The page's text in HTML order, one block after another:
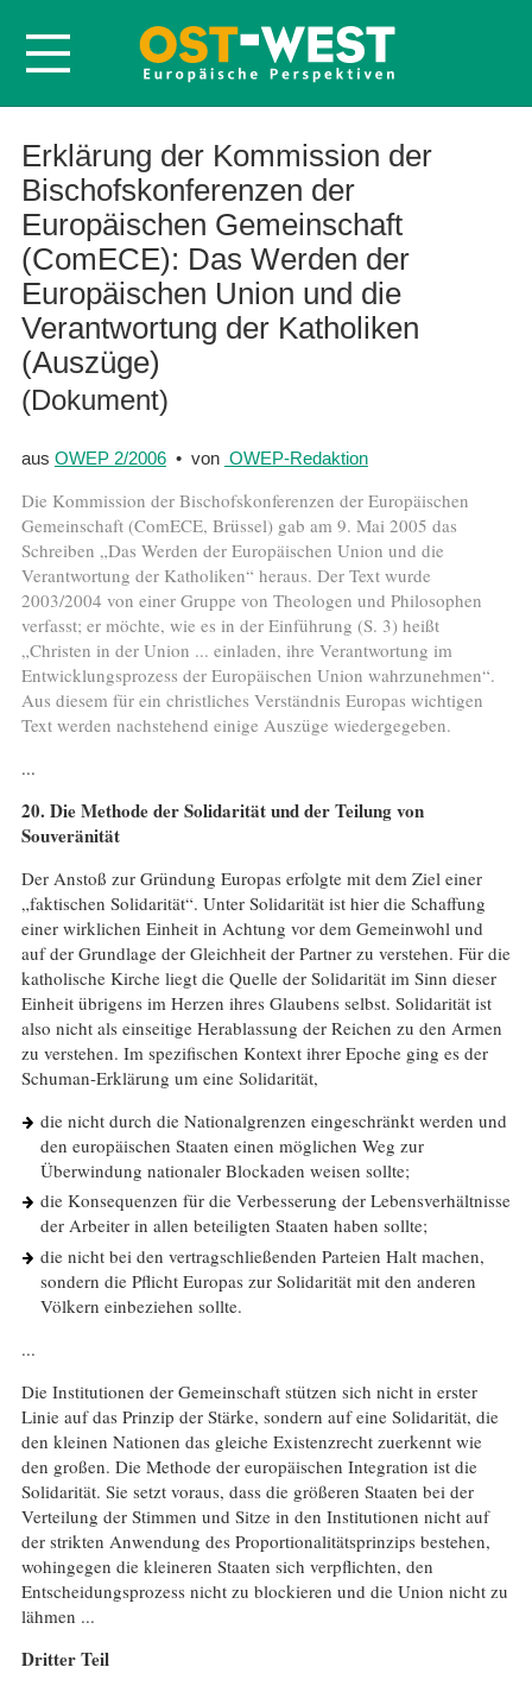
Startseite
Über OWEP
Volltexte
Probeheft
Nachbestellen
Abonnieren
Kontakt
Erklärung der Kommission der
Bischofskonferenzen der
Europäischen Gemeinschaft
(ComECE): Das Werden der
Europäischen Union und die
Verantwortung der Katholiken
(Auszüge)
(Dokument)
aus OWEP 2/2006• von OWEP-Redaktion
Die Kommission der Bischofskonferenzen der Europäischen
Gemeinschaft (ComECE, Brüssel) gab am 9. Mai 2005 das
Schreiben „Das Werden der Europäischen Union und die
Verantwortung der Katholiken“ heraus. Der Text wurde
2003/2004 von einer Gruppe von Theologen und Philosophen
verfasst; er möchte, wie es in der Einführung (S. 3) heißt
„Christen in der Union ... einladen, ihre Verantwortung im
Entwicklungsprozess der Europäischen Union wahrzunehmen“.
Aus diesem für ein christliches Verständnis Europas wichtigen
Text werden nachstehend einige Auszüge wiedergegeben.
...
20. Die Methode der Solidarität und der Teilung von
Souveränität
Der Anstoß zur Gründung Europas erfolgte mit dem Ziel einer
„faktischen Solidarität“. Unter Solidarität ist hier die Schaffung
einer wirklichen Einheit in Achtung vor dem Gemeinwohl und
auf der Grundlage der Gleichheit der Partner zu verstehen. Für die
katholische Kirche liegt die Quelle der Solidarität im Sinn dieser
Einheit übrigens im Herzen ihres Glaubens selbst. Solidarität ist
also nicht als einseitige Herablassung der Reichen zu den Armen
zu verstehen. Im spezifischen Kontext ihrer Epoche ging es der
Schuman-Erklärung um eine Solidarität,
die nicht durch die Nationalgrenzen eingeschränkt werden und
den europäischen Staaten einen möglichen Weg zur
Überwindung nationaler Blockaden weisen sollte;
die Konsequenzen für die Verbesserung der Lebensverhältnisse
der Arbeiter in allen beteiligten Staaten haben sollte;
die nicht bei den vertragschließenden Parteien Halt machen,
sondern die Pflicht Europas zur Solidarität mit den anderen
Völkern einbeziehen sollte.
...
Die Institutionen der Gemeinschaft stützen sich nicht in erster
Linie auf das Prinzip der Stärke, sondern auf eine Solidarität, die
den kleinen Nationen das gleiche Existenzrecht zuerkennt wie
den großen. Die Methode der europäischen Integration ist die
Solidarität. Sie setzt voraus, dass die größeren Staaten bei der
Verteilung der Stimmen und Sitze in den Institutionen nicht auf
der strikten Anwendung des Proportionalitätsprinzips bestehen,
wohingegen die kleineren Staaten sich verpflichten, den
Entscheidungsprozess nicht zu blockieren und die Union nicht zu
lähmen ...
Dritter Teil